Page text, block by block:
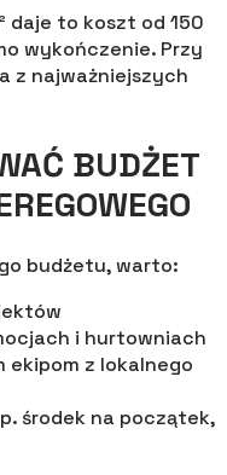
daje to koszt od 150
wykończenie. Przy
z najważniejszych
BUDŻET
budżetu, warto:
i hurtowniach
ekipom z lokalnego
środek na początek,